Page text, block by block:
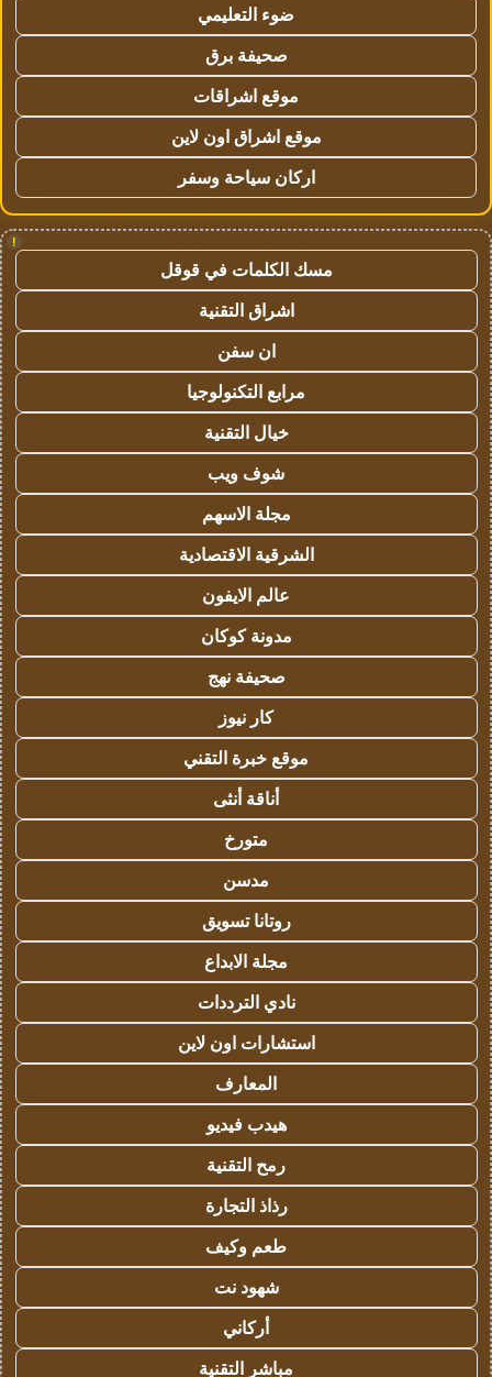
ضوء التعليمي
صحيفة برق
موقع اشراقات
موقع اشراق اون لاين
اركان سياحة وسفر
!
مسك الكلمات في قوقل
اشراق التقنية
ان سفن
مرابع التكنولوجيا
خيال التقنية
شوف ويب
مجلة الاسهم
الشرقية الاقتصادية
عالم الايفون
مدونة كوكان
صحيفة نهج
كار نيوز
موقع خبرة التقني
أناقة أنثى
متورخ
مدسن
روتانا تسويق
مجلة الابداع
نادي الترددات
استشارات اون لاين
المعارف
هيدب فيديو
رمح التقنية
رذاذ التجارة
طعم وكيف
شهود نت
أركاني
مباشر التقنية